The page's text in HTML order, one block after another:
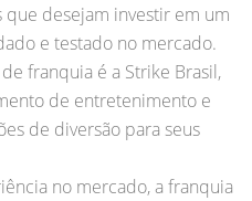
desejam investir em um
e testado no mercado.
franquia é a Strike Brasil,
de entretenimento e
de diversão para seus
no mercado, a franquia